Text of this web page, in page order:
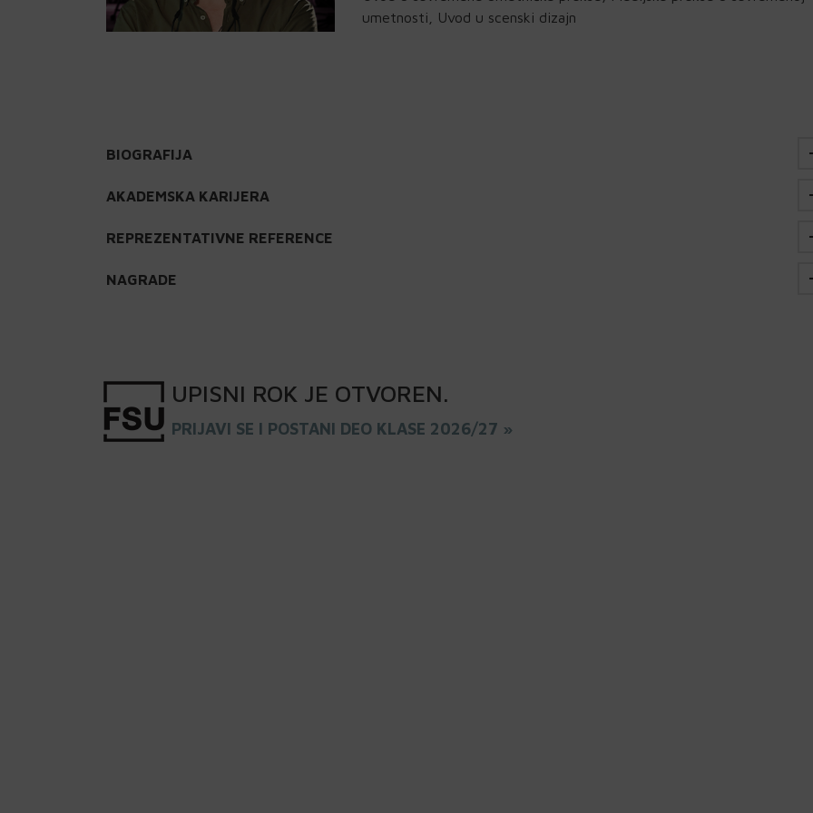
umetnosti, Uvod u scenski dizajn
BIOGRAFIJA
AKADEMSKA KARIJERA
REPREZENTATIVNE REFERENCE
NAGRADE
UPISNI ROK JE OTVOREN.
PRIJAVI SE I POSTANI DEO KLASE 2026/27 »